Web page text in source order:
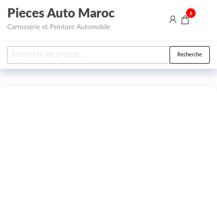
Aller au contenu
Pieces Auto Maroc
Carrosserie et Peinture Automobile
0
Recherche pour : Recherche